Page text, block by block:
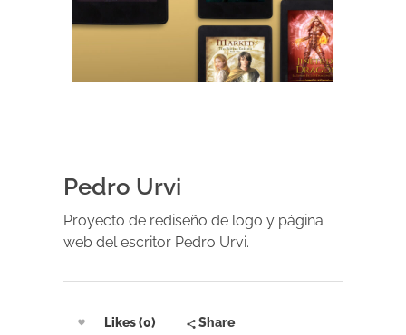
Pedro Urvi
Proyecto de rediseño de logo y página
web del escritor Pedro Urvi.
Likes (0) Share